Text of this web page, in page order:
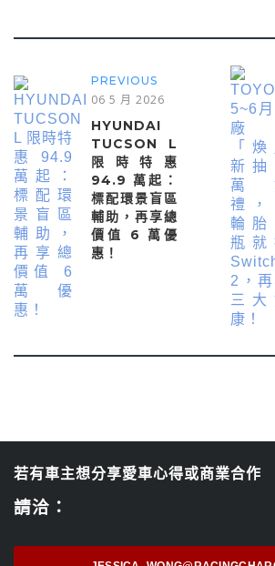
PREVIOUS
06 5 月 2026
HYUNDAI
TUCSON L
限時特惠
94.9 萬起：
標配環景盲區
輔助，再享總
價值 6 萬優
惠！
若有車主想分享愛車心得或商業合作
請洽：